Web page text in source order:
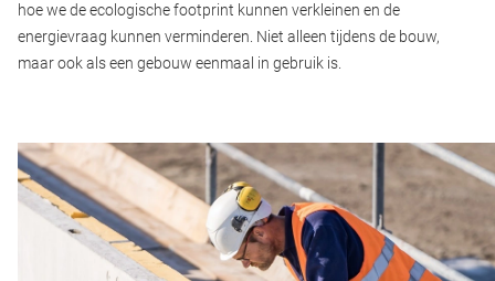
hoe we de ecologische footprint kunnen verkleinen en de
energievraag kunnen verminderen. Niet alleen tijdens de bouw,
maar ook als een gebouw eenmaal in gebruik is.